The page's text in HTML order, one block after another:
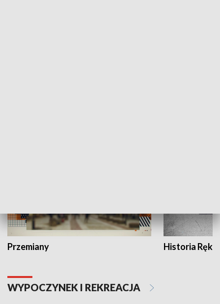
Przemiany Historia Ręką
WYPOCZYNEK I REKREACJA